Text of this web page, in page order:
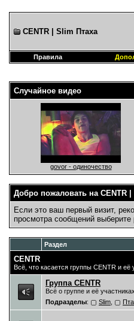
CENTR | Slim Птаха
Правила
Случайное видео
govor - одиночество
Добро пожаловать на CENTR |
Если это ваш первый визит,
просмотра сообщений выберите
Раздел
CENTR
Всё, что касается группы CENTR и её
Группа CENTR
Всё о группе и её участниках
Подразделы: Slim